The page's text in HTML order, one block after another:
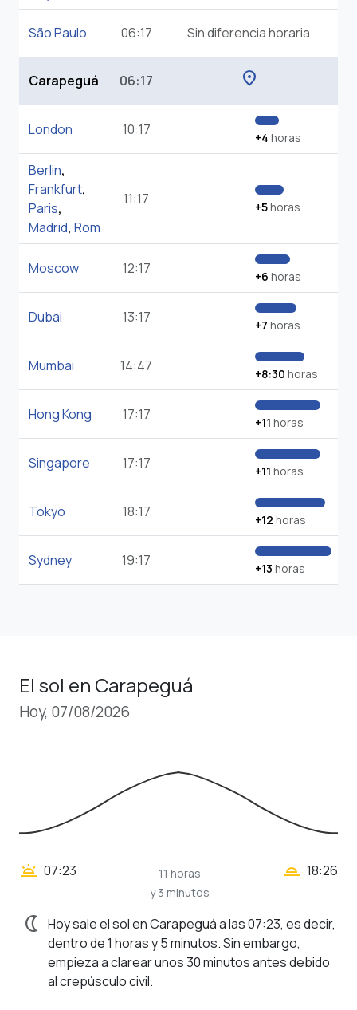
São Paulo 06:17 Sin diferencia horaria
Carapeguá 06:17 location_on
London 10:17 +4 horas
Berlin,
Frankfurt,
Paris,
Madrid, Rom
11:17 +5horas
Moscow 12:17 +6 horas
Dubai 13:17 +7 horas
Mumbai 14:47 +8:30 horas
Hong Kong 17:17 +11 horas
Singapore 17:17 +11 horas
Tokyo 18:17 +12 horas
Sydney 19:17 +13 horas
El sol en Carapeguá
Hoy, 07/08/2026
wb_twilight 07:23
11 horas
y 3 minutos
wb_twilight_2 18:26
nightlight Hoy sale el sol en Carapeguá a las 07:23, es decir,
dentro de 1 horas y 5 minutos. Sin embargo,
empieza a clarear unos 30 minutos antes debido
al crepúsculo civil.